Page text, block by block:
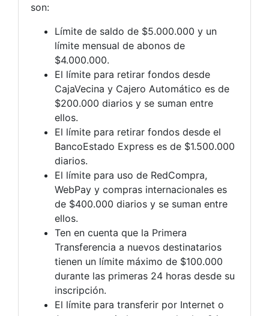
son:
Límite de saldo de $5.000.000 y un
límite mensual de abonos de
$4.000.000.
El límite para retirar fondos desde
CajaVecina y Cajero Automático es de
$200.000 diarios y se suman entre
ellos.
El límite para retirar fondos desde el
BancoEstado Express es de $1.500.000
diarios.
El límite para uso de RedCompra,
WebPay y compras internacionales es
de $400.000 diarios y se suman entre
ellos.
Ten en cuenta que la Primera
Transferencia a nuevos destinatarios
tienen un límite máximo de $100.000
durante las primeras 24 horas desde su
inscripción.
El límite para transferir por Internet o